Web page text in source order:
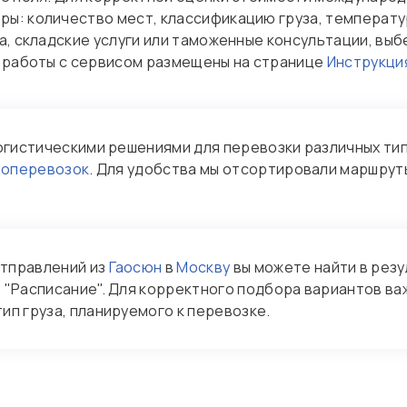
количество мест, классификацию груза,
складские услуги или таможенные консультации,
с сервисом размещены на странице
решениями для перевозки различных
. Для удобства мы отсортировали
из Гаосюн вМосквувы можете найти в
Для корректного подбора вариантов
груза, планируемого к перевозке.